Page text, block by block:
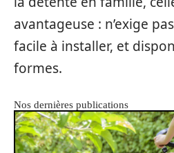
avantageuse : n’exige
facile à installer, et
formes.
Nos dernières publications